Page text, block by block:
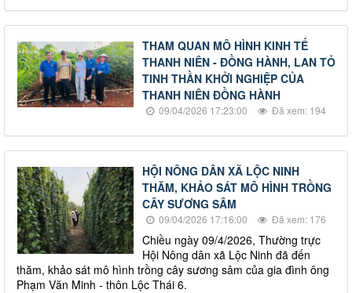
THAM QUAN MÔ HÌNH KINH TẾ
THANH NIÊN - ĐỒNG HÀNH, LAN TỎ
TINH THẦN KHỞI NGHIỆP CỦA
THANH NIÊN ĐỒNG HÀNH
09/04/2026 17:23:00 Đã xem: 194
HỘI NÔNG DÂN XÃ LỘC NINH
THĂM, KHẢO SÁT MÔ HÌNH TRỒNG
CÂY SƯƠNG SÂM
09/04/2026 17:16:00 Đã xem: 176
Chiều ngày 09/4/2026, Thường trực
Hội Nông dân xã Lộc Ninh đã đến
thăm, khảo sát mô hình trồng cây sương sâm của gia đình ông
Phạm Văn Minh - thôn Lộc Thái 6.